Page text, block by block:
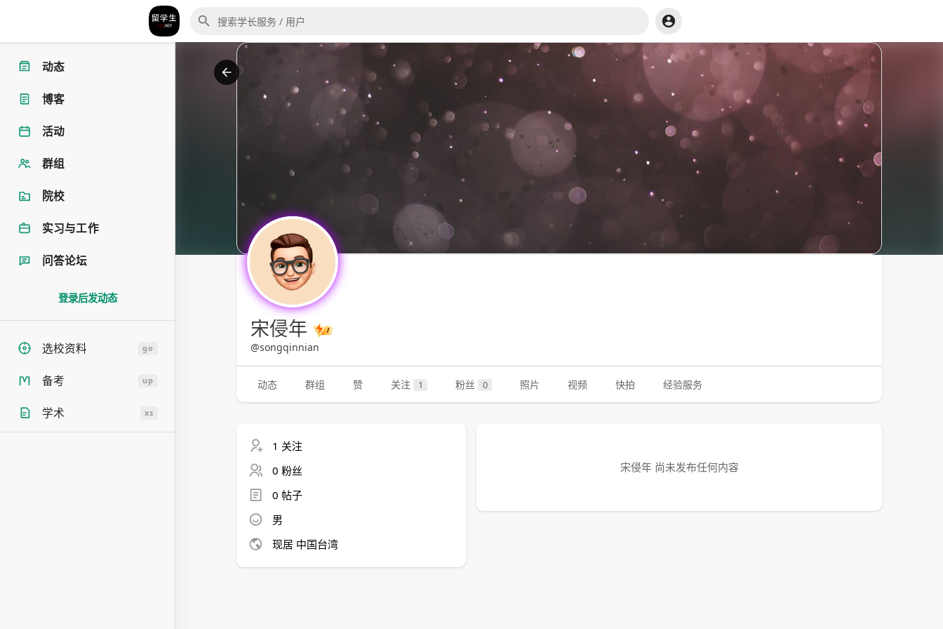
动态
博客
活动
群组
院校
实习与工作
问答论坛
登录后发动态
选校资料 go
备考 up
学术 xs
宋侵年
@songqinnian
动态 群组 赞 关注 1 粉丝 0 照片 视频 快拍 经验服务
1 关注
0 粉丝
0 帖子
男
现居 中国台湾
宋侵年 尚未发布任何内容